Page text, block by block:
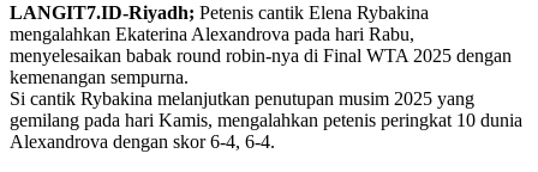
LANGIT7.ID-Riyadh; Petenis cantik Elena Rybakina
mengalahkan Ekaterina Alexandrova pada hari Rabu,
menyelesaikan babak round robin-nya di Final WTA 2025 dengan
kemenangan sempurna.
Si cantik Rybakina melanjutkan penutupan musim 2025 yang
gemilang pada hari Kamis, mengalahkan petenis peringkat 10 dunia
Alexandrova dengan skor 6-4, 6-4.